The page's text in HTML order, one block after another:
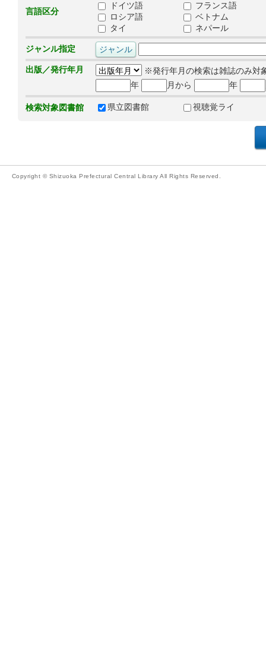
言語区分
ドイツ語
フランス語
ロシア語
ベトナム
タイ
ネパール
ジャンル指定
出版／発行年月
※発行年月の検索は雑誌のみ対
年
月から 年
検索対象図書館 県立図書館 視聴覚ライ
Copyright © Shizuoka Prefectural Central Library All Rights Reserved.